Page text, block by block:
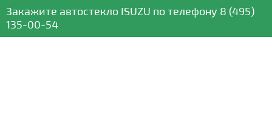
Закажите автостекло ISUZU по телефону 8 (495)
135-00-54